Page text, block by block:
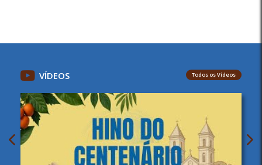
VÍDEOS Todos os Vídeos